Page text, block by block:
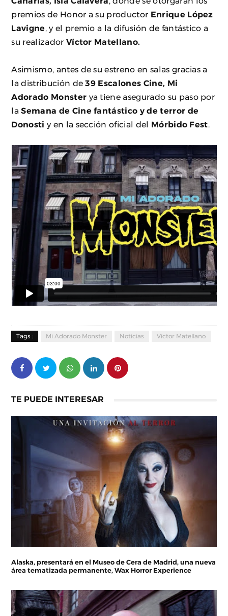
premios de Honor a su productor Enrique López
Lavigne , y el premio a la difusión de fantástico a
su realizador Víctor Matellano.
Asimismo, antes de su estreno en salas gracias a
la distribución de 39 Escalones Cine, Mi
Adorado Monster ya tiene asegurado su paso por
laSemana de Cine fantástico y de terror de
Donosti y en la sección oficial del Mórbido Fest
Tags : Mi Adorado Monster Noticias Víctor Matellano
TE PUEDE INTERESAR
Alaska, presentará en el Museo de Cera de Madrid, una nueva
área tematizada permanente, Wax Horror Experience